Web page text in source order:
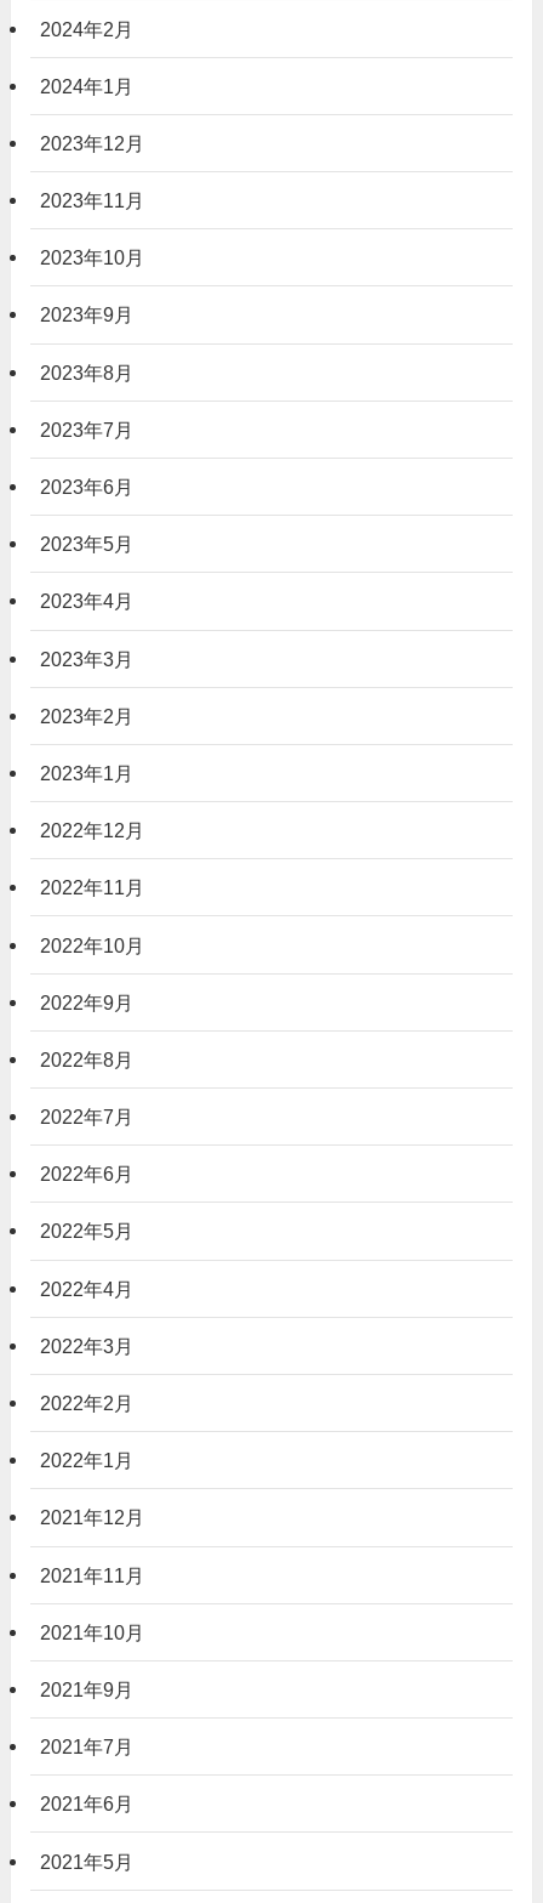
2024年2月
2024年1月
2023年12月
2023年11月
2023年10月
2023年9月
2023年8月
2023年7月
2023年6月
2023年5月
2023年4月
2023年3月
2023年2月
2023年1月
2022年12月
2022年11月
2022年10月
2022年9月
2022年8月
2022年7月
2022年6月
2022年5月
2022年4月
2022年3月
2022年2月
2022年1月
2021年12月
2021年11月
2021年10月
2021年9月
2021年7月
2021年6月
2021年5月